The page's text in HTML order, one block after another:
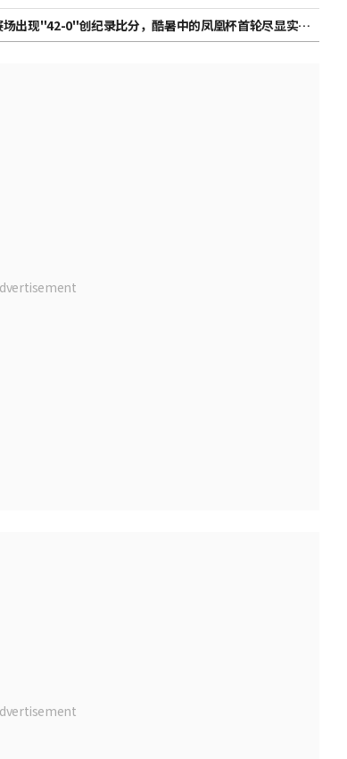
现"42-0"创纪录比分，酷暑中的凤凰杯首轮尽显实力